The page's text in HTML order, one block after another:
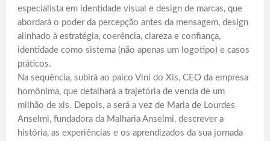
especialista em identidade visual e design de marcas, que
abordará o poder da percepção antes da mensagem, design
alinhado à estratégia, coerência, clareza e confiança,
identidade como sistema (não apenas um logotipo) e casos
práticos.
Na sequência, subirá ao palco Vini do Xis, CEO da empresa
homônima, que detalhará a trajetória de venda de um
milhão de xis. Depois, a será a vez de Maria de Lourdes
Anselmi, fundadora da Malharia Anselmi, descrever a
história, as experiências e os aprendizados da sua jornada